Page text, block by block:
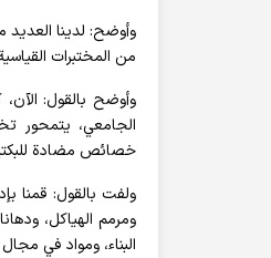
وأوضح: لدينا العديد
من المختبرات
وأوضح بالقول: الآن،
الجامعي، يتمحور
خصائص مضادة
ولفت بالقول: قمنا
ومرمم الهياكل،
البناء، ومواد في